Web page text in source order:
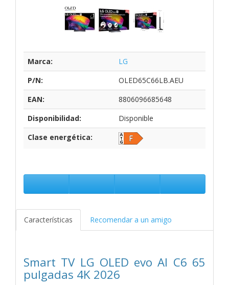
Marca:
LG
P/N:
OLED65C66LB.AEU
EAN:
8806096685648
Disponibilidad:
Disponible
Clase energética:
Características Recomendar a un amigo
Smart TV LG OLED evo AI C6 65
pulgadas 4K 2026